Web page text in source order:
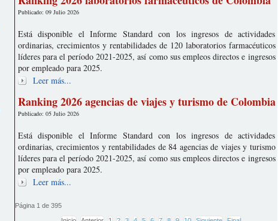
Publicado: 09 Julio 2026
Está disponible el Informe Standard con los ingresos de actividades
ordinarias, crecimientos y rentabilidades de 120 laboratorios farmacéuticos
líderes para el período 2021-2025, así como sus empleos directos e ingresos
por empleado para 2025.
Leer más...
Ranking 2026 agencias de viajes y turismo de Colombia
Publicado: 05 Julio 2026
Está disponible el Informe Standard con los ingresos de actividades
ordinarias, crecimientos y rentabilidades de 84 agencias de viajes y turismo
líderes para el período 2021-2025, así como sus empleos directos e ingresos
por empleado para 2025.
Leer más...
Página 1 de 395